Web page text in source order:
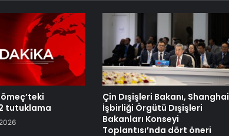
tutuklama
Çin Dışişleri Bakanı, Shanghai
İşbirliği Örgütü Dışişleri
Bakanları Konseyi
Toplantısı’nda dört öneri